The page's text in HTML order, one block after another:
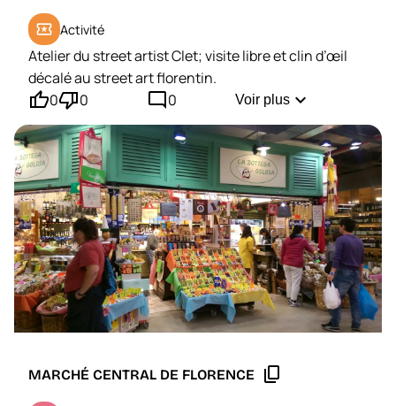
local_activity Activité
Atelier du street artist Clet; visite libre et clin d’œil
décalé au street art florentin.
thumb_up'0thumb_down'0 mode_comment0 Voir plus expand_more
MARCHÉ CENTRAL DE FLORENCE content_copy